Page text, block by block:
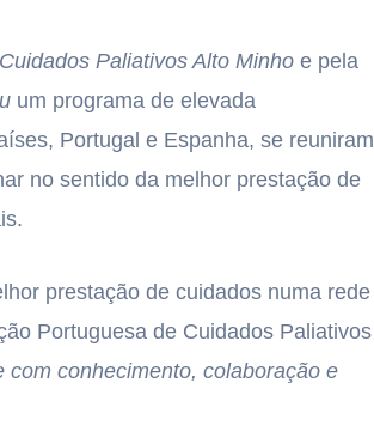
Paliativos Alto Minho e pela
um programa de elevada
Portugal e Espanha, se reuniram
no sentido da melhor prestação de
prestação de cuidados numa rede
Portuguesa de Cuidados Paliativos
conhecimento, colaboração e